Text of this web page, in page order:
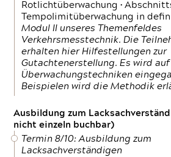
Rotlichtüberwachung •
Tempolimitüberwachung in
Modul II unseres Themenfeldes
Verkehrsmesstechnik. Die
erhalten hier Hilfestellungen zur
Gutachtenerstellung. Es wird
Überwachungstechniken
Beispielen wird die Methodik
Ausbildung zum
nicht einzeln buchbar)
Termin 8/10: Ausbildung zum
Lacksachverständigen